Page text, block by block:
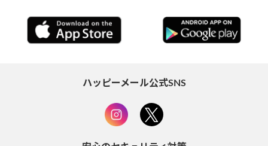
ハッピーメール公式SNS